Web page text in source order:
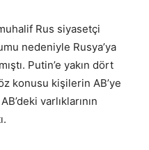
Rus siyasetçi
nedeniyle Rusya’ya
Putin’e yakın dört
konusu kişilerin AB’ye
varlıklarının